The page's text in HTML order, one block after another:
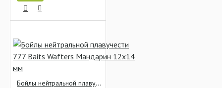
Бойлы нейтральной плавучести 777 Baits Wafters Мандарин 12x14 мм